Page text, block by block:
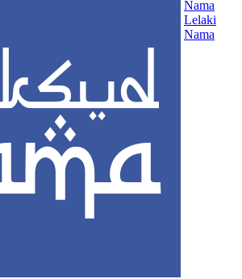
Nama
Lelaki
Nama